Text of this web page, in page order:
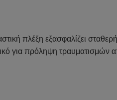
πλέξη εξασφαλίζει
για πρόληψη